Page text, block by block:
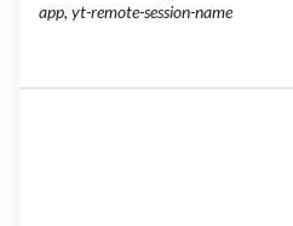
app, yt-remote-session-name